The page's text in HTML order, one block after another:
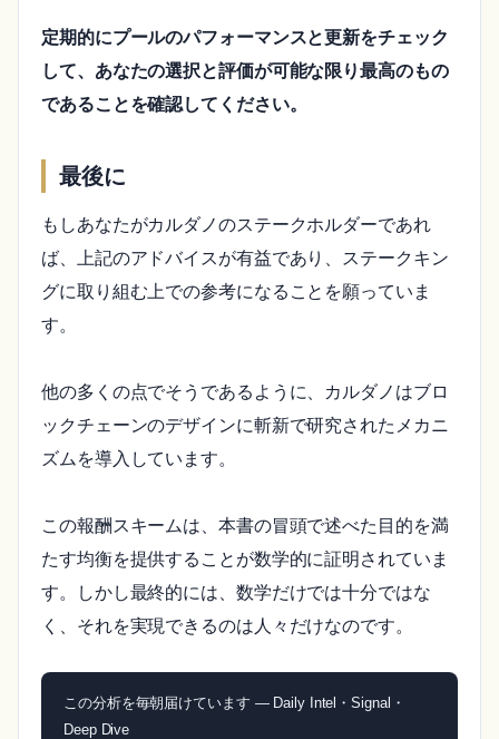
定期的にプールのパフォーマンスと更新をチェック
して、あなたの選択と評価が可能な限り最高のもの
であることを確認してください。
最後に
もしあなたがカルダノのステークホルダーであれ
ば、上記のアドバイスが有益であり、ステークキン
グに取り組む上での参考になることを願っていま
す。
他の多くの点でそうであるように、カルダノはブロ
ックチェーンのデザインに斬新で研究されたメカニ
ズムを導入しています。
この報酬スキームは、本書の冒頭で述べた目的を満
たす均衡を提供することが数学的に証明されていま
す。しかし最終的には、数学だけでは十分ではな
く、それを実現できるのは人々だけなのです。
この分析を毎朝届けています — Daily Intel・Signal・
Deep Dive